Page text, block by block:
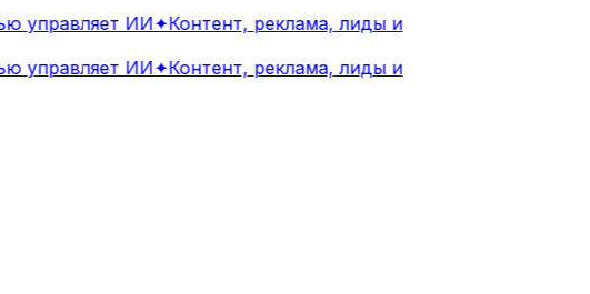
управляет ИИ✦Контент, реклама, лиды и
управляет ИИ✦Контент, реклама, лиды и